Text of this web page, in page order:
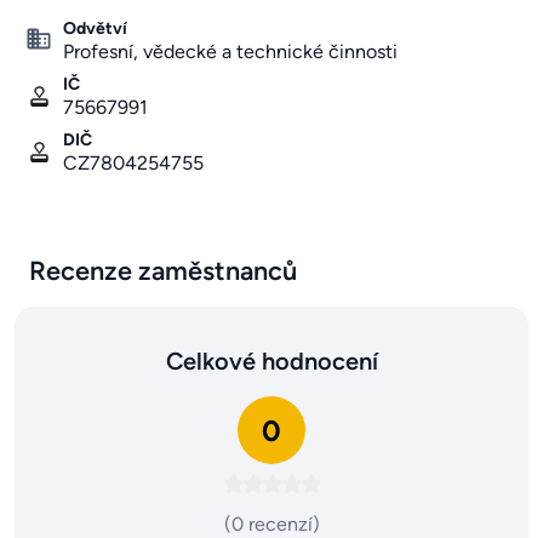
Odvětví
Profesní, vědecké a technické činnosti
IČ
75667991
DIČ
CZ7804254755
Recenze zaměstnanců
Celkové hodnocení
0
(0 recenzí)